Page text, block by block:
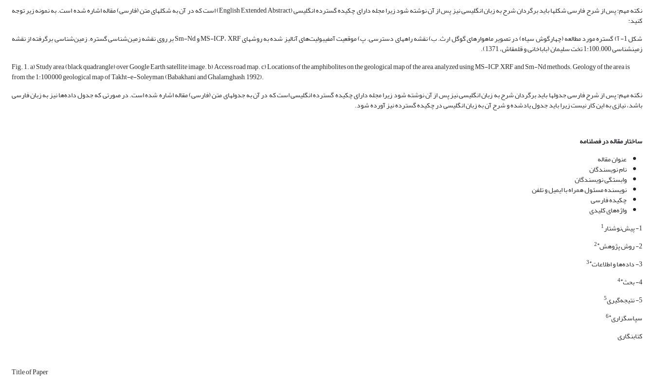
نکته مهم: پس از شرح فارسی شکل‏ها باید برگردان شرح به زبان انگلیسی نیز پس از آن نوشته شود زیرا مجله دارای چکیده گسترده انگلیسی (English Extended Abstract) است که در آن به شکل‏های متن (فارسی) مقاله اشاره شده است. به نمونه زیر توجه
کنید:
شکل 1- آ) گستره مورد مطالعه (چهارگوش سیاه) در تصویر ماهواره‏ای گوگل ارث. ب) نقشه راه‏های دسترسی. پ) موقعیت آمفیبولیت‏‌های آنالیز شده به روش‏های MS-ICP، XRF و Sm-Nd بر روی نقشه زمین‏‌شناسی گستره. زمین‌‏شناسی برگرفته از نقشه
زمین‏شناسی 1:100.000 تخت سلیمان (باباخانی و قلمقاش، 1371).
Fig. 1. a) Study area (black quadrangle) over Google Earth satellite image. b) Access road map. c) Locations of the amphibolites on the geological map of the area, analyzed using MS-ICP, XRF and Sm-Nd methods. Geology of the area is
from the 1:100,000 geological map of Takht-e-Soleyman (Babakhani and Ghalamghash, 1992).
نکته مهم: پس از شرح فارسی جدول‏ها باید برگردان شرح به زبان انگلیسی نیز پس از آن نوشته شود زیرا مجله دارای چکیده گسترده انگلیسی است که در آن به جدول‏های متن (فارسی) مقاله اشاره شده است. در صورتی که جدول داده‏‌ها نیز به زبان فارسی
باشد، نیازی به این کار نیست زیرا باید جدول یادشده و شرح آن به زبان انگلیسی در چکیده گسترده نیز آورده شود.
ساختار مقاله در فصلنامه
عنوان مقاله
نام نویسندگان
وابستگی نویسندگان
نویسنده مسئول همراه با ایمیل و تلفن
چکیده فارسی
واژه‌‏های کلیدی
1- پیش‏‌نوشتار
1
2- روش پژوهش *2
3- داده‏‌ها و اطلاعات *3
4- بحث *4
5- نتیجه‌‏گیری 5
سپاسگزاری*6
کتابنگاری
Title of Paper